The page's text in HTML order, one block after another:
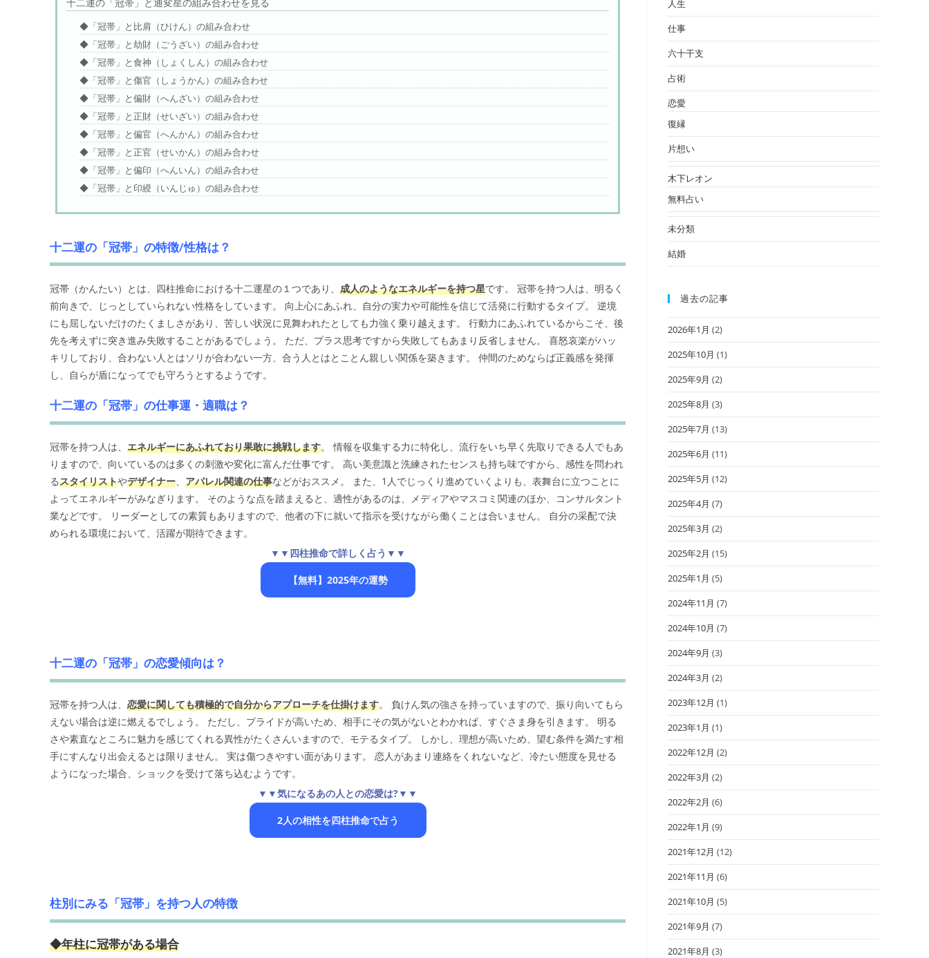
◆「冠帯」と比肩（ひけん）の組み合わせ
◆「冠帯」と劫財（ごうざい）の組み合わせ
◆「冠帯」と食神（しょくしん）の組み合わせ
◆「冠帯」と傷官（しょうかん）の組み合わせ
◆「冠帯」と偏財（へんざい）の組み合わせ
◆「冠帯」と正財（せいざい）の組み合わせ
◆「冠帯」と偏官（へんかん）の組み合わせ
◆「冠帯」と正官（せいかん）の組み合わせ
◆「冠帯」と偏印（へんいん）の組み合わせ
◆「冠帯」と印綬（いんじゅ）の組み合わせ
十二運の「冠帯」の特徴/性格は？
冠帯（かんたい）とは、四柱推命における十二運星の１つであり、 成人のようなエネルギーを持つ星です。 冠帯を持つ人は、明るく
前向きで、じっとしていられない性格をしています。 向上心にあふれ、自分の実力や可能性を信じて活発に行動するタイプ。 逆境
にも屈しないだけのたくましさがあり、苦しい状況に見舞われたとしても力強く乗り越えます。 行動力にあふれているからこそ、後
先を考えずに突き進み失敗することがあるでしょう。 ただ、プラス思考ですから失敗してもあまり反省しません。 喜怒哀楽がハッ
キリしており、合わない人とはソリが合わない一方、合う人とはとことん親しい関係を築きます。 仲間のためならば正義感を発揮
し、自らが盾になってでも守ろうとするようです。
十二運の「冠帯」の仕事運・適職は？
冠帯を持つ人は、 エネルギーにあふれており果敢に挑戦します。 情報を収集する力に特化し、流行をいち早く先取りできる人でもあ
りますので、向いているのは多くの刺激や変化に富んだ仕事です。 高い美意識と洗練されたセンスも持ち味ですから、感性を問われ
るスタイリストやデザイナー、 アパレル関連の仕事などがおススメ。 また、1人でじっくり進めていくよりも、表舞台に立つことに
よってエネルギーがみなぎります。 そのような点を踏まえると、適性があるのは、メディアやマスコミ関連のほか、コンサルタント
業などです。 リーダーとしての素質もありますので、他者の下に就いて指示を受けながら働くことは合いません。 自分の采配で決
められる環境において、活躍が期待できます。
▼▼四柱推命で詳しく占う▼▼
【無料】2025年の運勢
十二運の「冠帯」の恋愛傾向は？
冠帯を持つ人は、 恋愛に関しても積極的で自分からアプローチを仕掛けます。 負けん気の強さを持っていますので、振り向いてもら
えない場合は逆に燃えるでしょう。 ただし、プライドが高いため、相手にその気がないとわかれば、すぐさま身を引きます。 明る
さや素直なところに魅力を感じてくれる異性がたくさんいますので、モテるタイプ。 しかし、理想が高いため、望む条件を満たす相
手にすんなり出会えるとは限りません。 実は傷つきやすい面があります。 恋人があまり連絡をくれないなど、冷たい態度を見せる
ようになった場合、ショックを受けて落ち込むようです。
▼▼気になるあの人との恋愛は?▼▼
2人の相性を四柱推命で占う
柱別にみる「冠帯」を持つ人の特徴
◆年柱に冠帯がある場合
人生
仕事
六十干支
占術
恋愛
復縁
片想い
木下レオン
無料占い
未分類
結婚
過去の記事
2026年1月 (2)
2025年10月 (1)
2025年9月 (2)
2025年8月 (3)
2025年7月 (13)
2025年6月 (11)
2025年5月 (12)
2025年4月 (7)
2025年3月 (2)
2025年2月 (15)
2025年1月 (5)
2024年11月 (7)
2024年10月 (7)
2024年9月 (3)
2024年3月 (2)
2023年12月 (1)
2023年1月 (1)
2022年12月 (2)
2022年3月 (2)
2022年2月 (6)
2022年1月 (9)
2021年12月 (12)
2021年11月 (6)
2021年10月 (5)
2021年9月 (7)
2021年8月 (3)